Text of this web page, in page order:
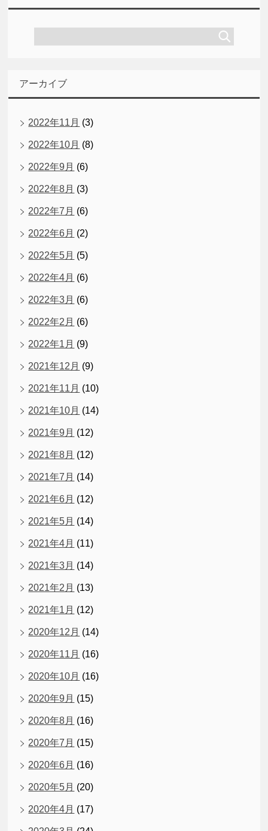
アーカイブ
2022年11月 (3)
2022年10月 (8)
2022年9月 (6)
2022年8月 (3)
2022年7月 (6)
2022年6月 (2)
2022年5月 (5)
2022年4月 (6)
2022年3月 (6)
2022年2月 (6)
2022年1月 (9)
2021年12月 (9)
2021年11月 (10)
2021年10月 (14)
2021年9月 (12)
2021年8月 (12)
2021年7月 (14)
2021年6月 (12)
2021年5月 (14)
2021年4月 (11)
2021年3月 (14)
2021年2月 (13)
2021年1月 (12)
2020年12月 (14)
2020年11月 (16)
2020年10月 (16)
2020年9月 (15)
2020年8月 (16)
2020年7月 (15)
2020年6月 (16)
2020年5月 (20)
2020年4月 (17)